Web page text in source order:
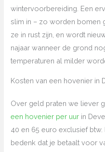
wintervoorbereiding. Een
slim in – zo worden bomen
ze in rust zijn, en wordt
najaar wanneer de grond
temperaturen al milder
Kosten van een hovenier in
Over geld praten we liever
een hovenier per uur in
40 en 65 euro exclusief
bedenk dat je betaalt voor